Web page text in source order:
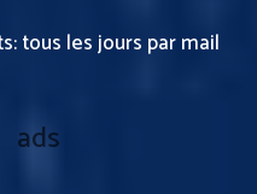
tous les jours par mail
ads